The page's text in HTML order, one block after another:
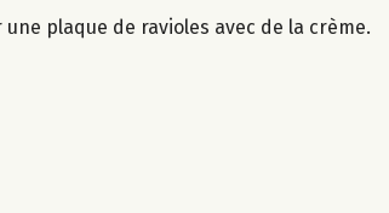
plaque de ravioles avec de la crème.